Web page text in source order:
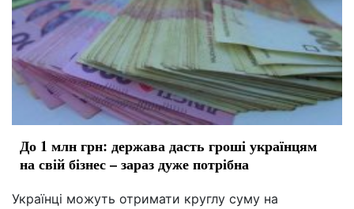
До 1 млн грн: держава дасть гроші українцям
на свій бізнес – зараз дуже потрібна
Українці можуть отримати круглу суму на